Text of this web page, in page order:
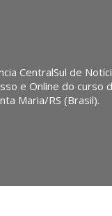
CentralSul de
e Online do curso
Maria/RS (Brasil).